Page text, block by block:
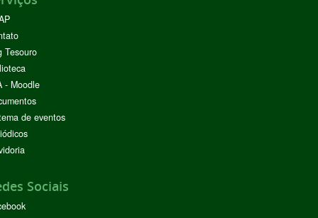
Tesouro
- Moodle
de eventos
Sociais